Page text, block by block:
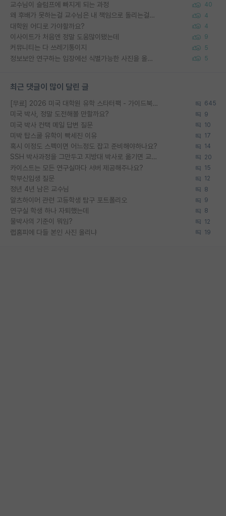
교수님이 슬럼프에 빠지게 되는 과정 40
왜 후배가 못하는걸 교수님은 내 책임으로 돌리는걸까요? 4
대학원 어디로 가야할까요? 4
이사이트가 처음엔 정말 도움많이됐는데 9
커뮤니티는 다 쓰레기통이지 5
정보보안 연구하는 입장에선 식별가능한 사진을 올리는건 비추이긴함 5
최근 댓글이 많이 달린 글
[무료] 2026 미국 대학원 유학 스타터팩 - 가이드북 & 합격자 컨택메일 템플릿 645
미국 박사, 정말 도전해볼 만할까요? 9
미국 박사 컨택 메일 답변 질문 10
미박 탑스쿨 유학이 빡세진 이유 17
혹시 이정도 스펙이면 어느정도 잡고 준비해야하나요? 14
SSH 박사과정을 그만두고 지방대 박사로 옮기면 교수의 꿈은 끝일까요? 20
카이스트는 모든 연구실마다 서버 제공해주나요? 15
학부신입생 질문 12
정년 4년 남은 교수님 8
알츠하이머 관련 고등학생 탐구 포트폴리오 9
연구실 학생 하나 자퇴했는데 8
물박사의 기준이 뭐임? 12
랩홈피에 다들 본인 사진 올리냐 19